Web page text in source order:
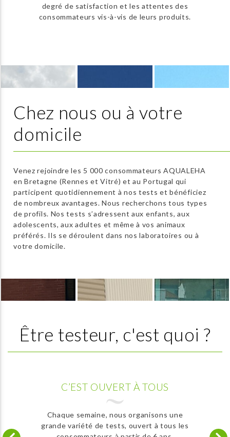
degré de satisfaction et les attentes des
consommateurs vis-à-vis de leurs produits.
Chez nous ou à votre
domicile
Venez rejoindre les 5 000 consommateurs AQUALEHA
en Bretagne (Rennes et Vitré) et au Portugal qui
participent quotidiennement à nos tests et bénéficiez
de nombreux avantages. Nous recherchons tous types
de profils. Nos tests s’adressent aux enfants, aux
adolescents, aux adultes et même à vos animaux
préférés. Ils se déroulent dans nos laboratoires ou à
votre domicile.
Être testeur, c'est quoi ?
C’EST OUVERT À TOUS
Chaque semaine, nous organisons une
grande variété de tests, ouvert à tous les